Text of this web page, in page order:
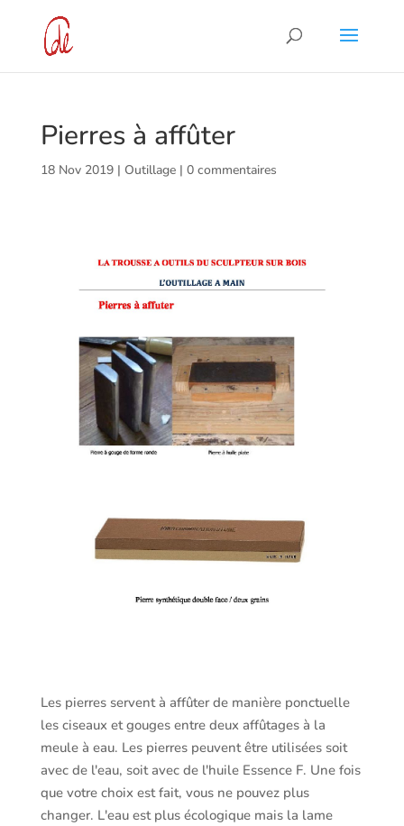
Pierres à affûter
18 Nov 2019| Outillage| 0 commentaires
Les pierres servent à affûter de manière ponctuelle
les ciseaux et gouges entre deux affûtages à la
meule à eau. Les pierres peuvent être utilisées soit
avec de l'eau, soit avec de l'huile Essence F. Une fois
que votre choix est fait, vous ne pouvez plus
changer. L'eau est plus écologique mais la lame